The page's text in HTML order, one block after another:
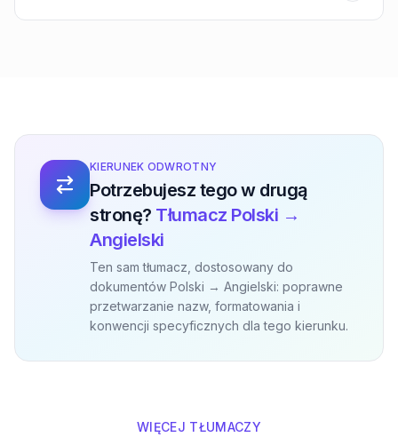
KIERUNEK ODWROTNY
Potrzebujesz tego w drugą
stronę? Tłumacz Polski →
Angielski
Ten sam tłumacz, dostosowany do
dokumentów Polski → Angielski: poprawne
przetwarzanie nazw, formatowania i
konwencji specyficznych dla tego kierunku.
WIĘCEJ TŁUMACZY